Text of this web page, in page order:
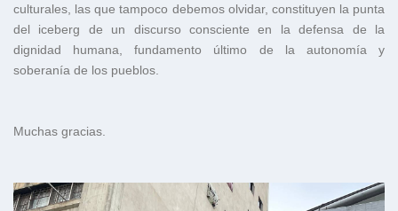
culturales, las que tampoco debemos olvidar, constituyen la punta
del iceberg de un discurso consciente en la defensa de la
dignidad humana, fundamento último de la autonomía y
soberanía de los pueblos.
Muchas gracias.